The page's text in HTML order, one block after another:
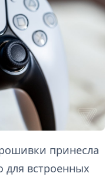
принесла
для встроенных